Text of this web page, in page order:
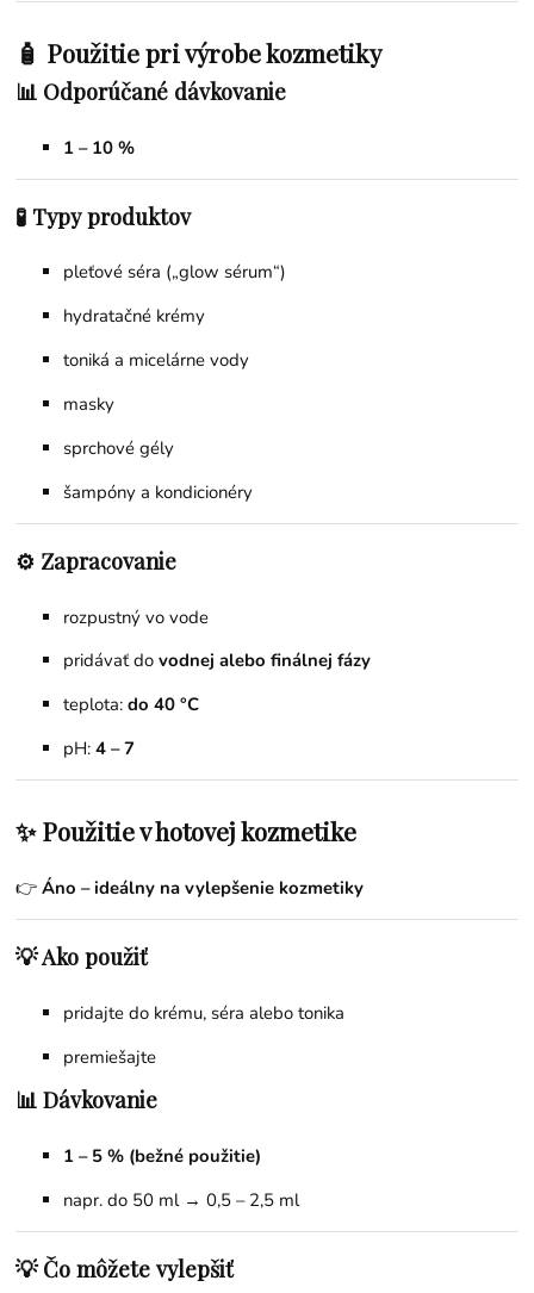
🧴 Použitie pri výrobe kozmetiky
📊 Odporúčané dávkovanie
1 – 10 %
🧪 Typy produktov
pleťové séra („glow sérum“)
hydratačné krémy
toniká a micelárne vody
masky
sprchové gély
šampóny a kondicionéry
⚙️ Zapracovanie
rozpustný vo vode
pridávať dovodnej alebo finálnej fázy
teplota:do 40 °C
pH:4 – 7
✨ Použitie v hotovej kozmetike
👉Áno – ideálny na vylepšenie kozmetiky
💡 Ako použiť
pridajte do krému, séra alebo tonika
premiešajte
📊 Dávkovanie
1 – 5 % (bežné použitie)
napr. do 50 ml → 0,5 – 2,5 ml
💡 Čo môžete vylepšiť